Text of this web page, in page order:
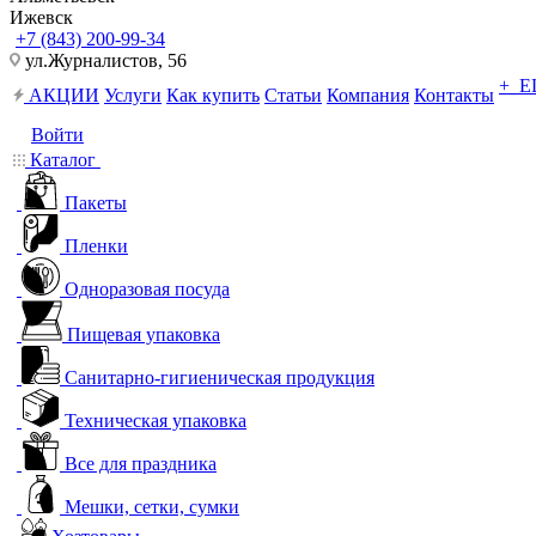
Ижевск
+7 (843) 200-99-34
ул.Журналистов, 56
АКЦИИ Услуги Как купить Статьи Компания Контакты +
Войти
Каталог
Пакеты
Пленки
Одноразовая посуда
Пищевая упаковка
Санитарно-гигиеническая продукция
Техническая упаковка
Все для праздника
Мешки, сетки, сумки